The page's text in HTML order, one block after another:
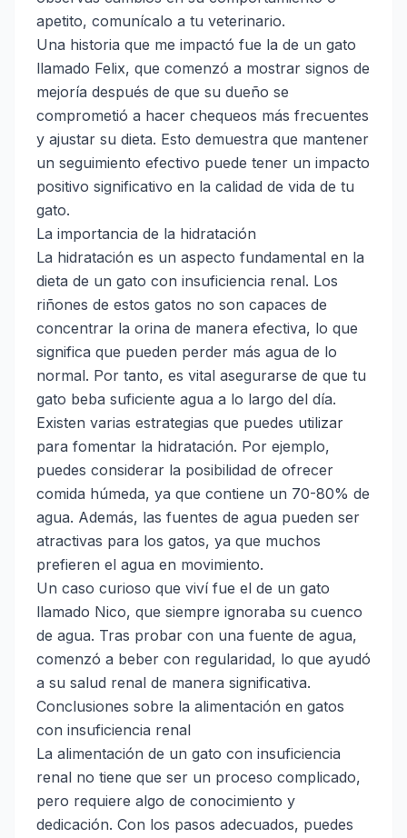
apetito, comunícalo a tu veterinario.
Una historia que me impactó fue la de un gato
llamado Felix, que comenzó a mostrar signos de
mejoría después de que su dueño se
comprometió a hacer chequeos más frecuentes
y ajustar su dieta. Esto demuestra que mantener
un seguimiento efectivo puede tener un impacto
positivo significativo en la calidad de vida de tu
gato.
La importancia de la hidratación
La hidratación es un aspecto fundamental en la
dieta de un gato con insuficiencia renal. Los
riñones de estos gatos no son capaces de
concentrar la orina de manera efectiva, lo que
significa que pueden perder más agua de lo
normal. Por tanto, es vital asegurarse de que tu
gato beba suficiente agua a lo largo del día.
Existen varias estrategias que puedes utilizar
para fomentar la hidratación. Por ejemplo,
puedes considerar la posibilidad de ofrecer
comida húmeda, ya que contiene un 70-80% de
agua. Además, las fuentes de agua pueden ser
atractivas para los gatos, ya que muchos
prefieren el agua en movimiento.
Un caso curioso que viví fue el de un gato
llamado Nico, que siempre ignoraba su cuenco
de agua. Tras probar con una fuente de agua,
comenzó a beber con regularidad, lo que ayudó
a su salud renal de manera significativa.
Conclusiones sobre la alimentación en gatos
con insuficiencia renal
La alimentación de un gato con insuficiencia
renal no tiene que ser un proceso complicado,
pero requiere algo de conocimiento y
dedicación. Con los pasos adecuados, puedes